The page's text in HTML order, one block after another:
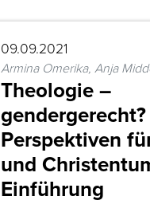
09.09.2021
Armina Omerika, Anja
Theologie –
gendergerecht?
Perspektiven
und
Einführung